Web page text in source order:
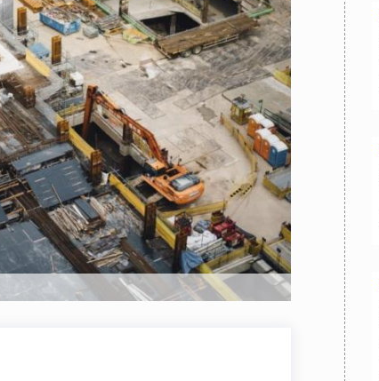
EXTRA
RUBRICHE LIBRI PROCEEDINGS PUBBLICITÀ CONTATTI
SOCIAL MEDIA